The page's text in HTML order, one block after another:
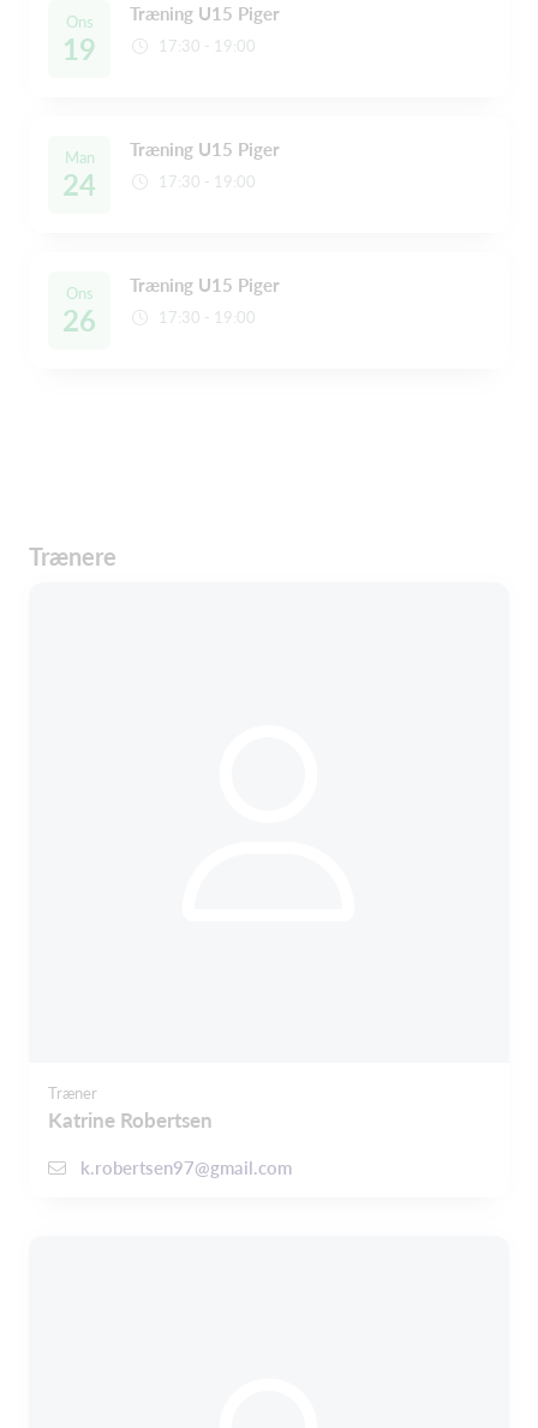
Ons
19
Træning U15 Piger
17:30 - 19:00
Man
24
Træning U15 Piger
17:30 - 19:00
Ons
26
Træning U15 Piger
17:30 - 19:00
Trænere
Træner
Katrine Robertsen
k.robertsen97@gmail.com